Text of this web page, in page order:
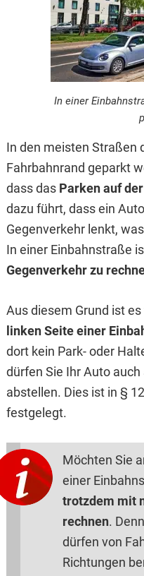
In einer
In den meisten Straßen
Fahrbahnrand geparkt
dass das Parken auf
dazu führt, dass ein
Gegenverkehr lenkt,
In einer Einbahnstraße
Gegenverkehr zu
Aus diesem Grund ist
linken Seite einer
dort kein Park- oder
dürfen Sie Ihr Auto
abstellen. Dies ist in §
festgelegt.
Möchten Sie
einer
trotzdem mit
rechnen.
dürfen von
Richtungen